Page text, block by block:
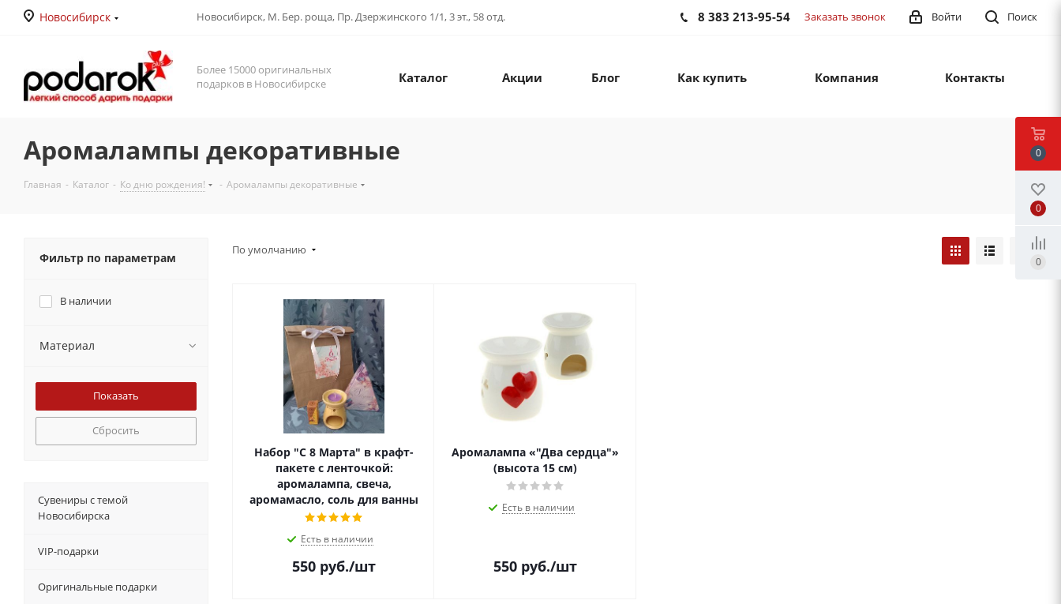
Новосибирск Новосибирск, М. Бер. роща, Пр. Дзержинского 1/1, 3 эт., 58 отд. Поиск
Войти
8 383 213-95-54 Заказать звонок
Более 15000 оригинальных
подарков в Новосибирске
Каталог Акции Блог Как купить Компания Контакты
Аромалампы декоративные
Главная - Каталог - Ко дню рождения! - Аромалампы декоративные
По умолчанию
Набор "С 8 Марта" в крафт-
пакете с ленточкой:
аромалампа, свеча,
аромамасло, соль для ванны
Есть в наличии
550 руб./шт
Аромалампа «"Два сердца"»
(высота 15 см)
Есть в наличии
550 руб./шт
Фильтр по параметрам
В наличии
Материал
Сбросить
Сувениры с темой
Новосибирска
VIP-подарки
Оригинальные подарки
0
0
0